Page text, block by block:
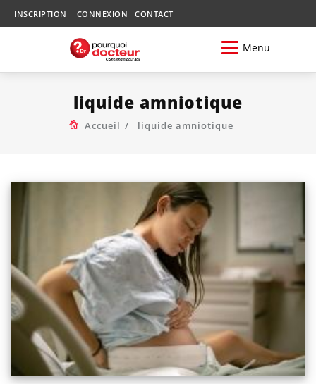
INSCRIPTION CONNEXION CONTACT
Menu
liquide amniotique
Accueil liquide amniotique